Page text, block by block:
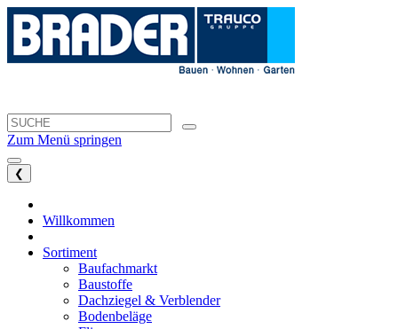
Zum Menü springen
❮
Willkommen
Sortiment
Baufachmarkt
Baustoffe
Dachziegel & Verblender
Bodenbeläge